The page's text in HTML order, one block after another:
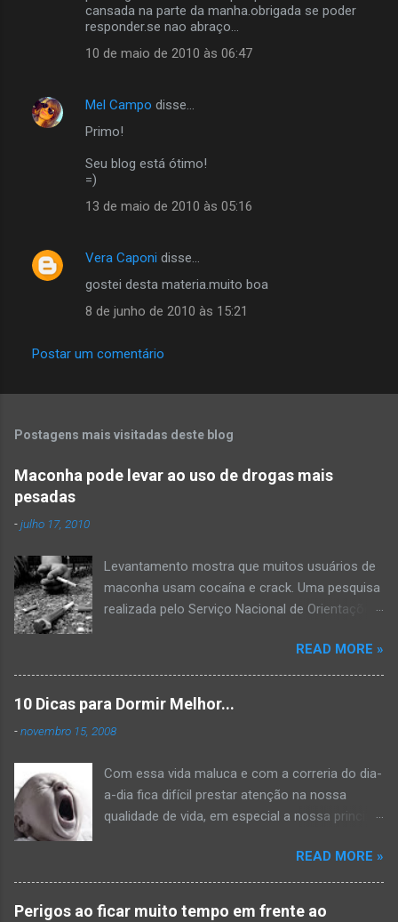
s
cansada na parte da manha.obrigada se poder
responder.se nao abraço...
10 de maio de 2010 às 06:47
Mel Campo disse…
Primo!
Seu blog está ótimo!
=)
13 de maio de 2010 às 05:16
Vera Caponi disse…
gostei desta materia.muito boa
8 de junho de 2010 às 15:21
Postar um comentário
Postagens mais visitadas deste blog
Maconha pode levar ao uso de drogas mais
pesadas
-julho 17, 2010
Levantamento mostra que muitos usuários de
maconha usam cocaína e crack. Uma pesquisa
realizada pelo Serviço Nacional de Orientações
Indevido de Drogas (VIVAVOZ) mostra que a
maconha é a porta de entrada para o uso de
drogas mais pesadas. A pesquisa mostra que
de maconha também costumavam consumir
entrevistados muitos já notavam que já tinham
comprometimento ou dificuldade para executar
algumas tarefas, algum problema de memória
sexualidade. Além disso, a pesquisa mostra
que o tabaco, e principalmente o álcool, que é
utilizado de maneira bastante permissiva no
READ MORE »
10 Dicas para Dormir Melhor...
-novembro 15, 2008
Com essa vida maluca e com a correria do dia-
a-dia fica difícil prestar atenção na nossa
qualidade de vida, em especial a nossa principal
problemas contribuem para que a sua noite se
torne mal dormida como por exemplo a
insônia. Essas 10 dicas servem para você
READ MORE »
Perigos ao ficar muito tempo em frente ao